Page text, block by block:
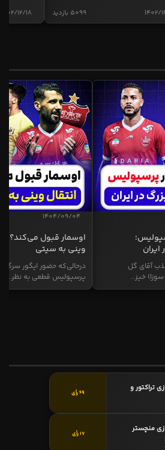
5099 بازدید 1402/
1402/12/18
آقای گل
خیز...
1404/09/04
اوسمار قبول می‌کند؟
وینی به سیتی
درحالی‌که حضور ایگور
پرسپولیس قطعی به نظر...
تراکتور و
69 رأی
منچستر
17 رأی